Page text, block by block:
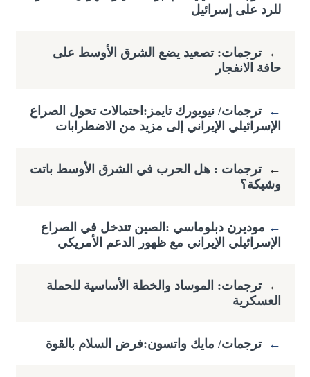
للرد على إسرائيل
← ترجمات: تصعيد يضع الشرق الأوسط على
حافة الانفجار
← ترجمات/ نيويورك تايمز:احتمالات تحول الصراع
الإسرائيلي الإيراني إلى مزيد من الاضطرابات
← ترجمات : هل الحرب في الشرق الأوسط باتت
وشيكة؟
← ​موديرن دبلوماسي :الصين تتدخل في الصراع
الإسرائيلي الإيراني مع ظهور الدعم الأمريكي
← ترجمات: الموساد والخطة الأساسية للحملة
العسكرية
← ترجمات/ مايك واتسون:فرض السلام بالقوة